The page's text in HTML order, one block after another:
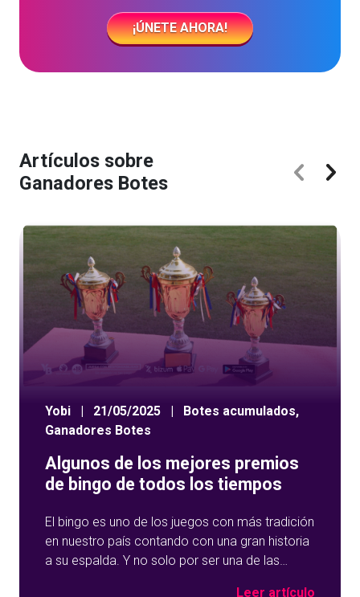
¡ÚNETE AHORA!
Artículos sobre
Ganadores Botes
Yobi | 21/05/2025 | Botes acumulados,
Ganadores Botes
Algunos de los mejores premios
de bingo de todos los tiempos
El bingo es uno de los juegos con más tradición
en nuestro país contando con una gran historia
a su espalda. Y no solo por ser una de las
Leer artículo